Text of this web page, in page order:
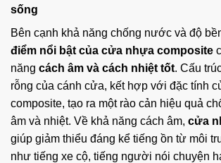
sống
Bên cạnh khả năng chống nước và độ
điểm nổi bật của cửa nhựa composite
năng cách âm và cách nhiệt tốt. Cấu
rỗng của cánh cửa, kết hợp với đặc tính
composite, tạo ra một rào cản hiệu quả
âm và nhiệt. Về khả năng cách âm, cửa
giúp giảm thiểu đáng kể tiếng ồn từ môi
như tiếng xe cộ, tiếng người nói chuyện